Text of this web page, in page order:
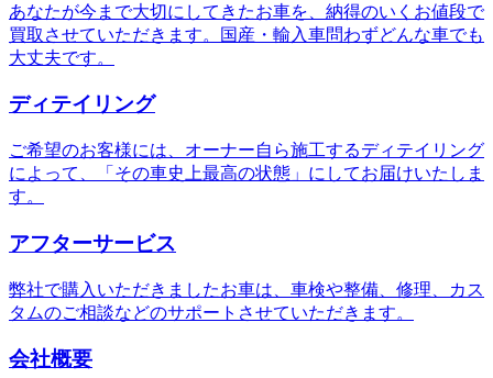
あなたが今まで大切にしてきたお車を、納得のいくお値段で
買取させていただきます。国産・輸入車問わずどんな車でも
大丈夫です。
ディテイリング
ご希望のお客様には、オーナー自ら施工するディテイリング
によって、「その車史上最高の状態」にしてお届けいたしま
す。
アフターサービス
弊社で購入いただきましたお車は、車検や整備、修理、カス
タムのご相談などのサポートさせていただきます。
会社概要